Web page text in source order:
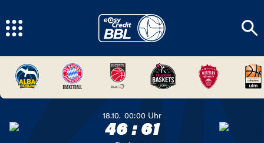
18.10. 00:00 Uhr
46:61